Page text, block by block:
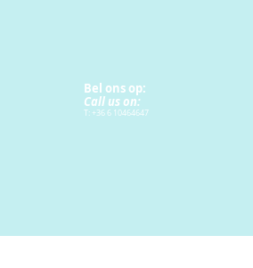
Bel ons op:
Call us on:
T: +36 6 10464647